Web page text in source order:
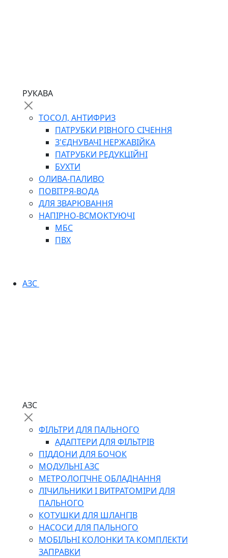
РУКАВА
ТОСОЛ, АНТИФРИЗ
ПАТРУБКИ РІВНОГО СІЧЕННЯ
З'ЄДНУВАЧІ НЕРЖАВІЙКА
ПАТРУБКИ РЕДУКЦІЙНІ
БУХТИ
ОЛИВА-ПАЛИВО
ПОВІТРЯ-ВОДА
ДЛЯ ЗВАРЮВАННЯ
НАПІРНО-ВСМОКТУЮЧІ
МБС
ПВХ
АЗС
АЗС
ФІЛЬТРИ ДЛЯ ПАЛЬНОГО
АДАПТЕРИ ДЛЯ ФІЛЬТРІВ
ПІДДОНИ ДЛЯ БОЧОК
МОДУЛЬНІ АЗС
МЕТРОЛОГІЧНЕ ОБЛАДНАННЯ
ЛІЧИЛЬНИКИ І ВИТРАТОМІРИ ДЛЯ
ПАЛЬНОГО
КОТУШКИ ДЛЯ ШЛАНГІВ
НАСОСИ ДЛЯ ПАЛЬНОГО
МОБІЛЬНІ КОЛОНКИ ТА КОМПЛЕКТИ
ЗАПРАВКИ